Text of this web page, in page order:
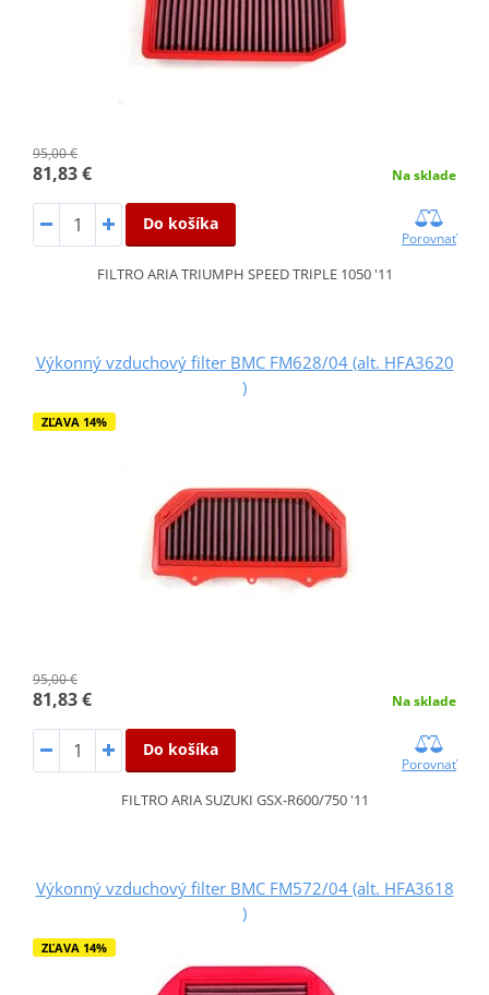
95,00 €
81,83 € Na sklade
Do košíka
Porovnať
FILTRO ARIA TRIUMPH SPEED TRIPLE 1050 '11
Výkonný vzduchový filter BMC FM628/04 (alt. HFA3620
)
ZĽAVA 14%
95,00 €
81,83 € Na sklade
Do košíka
Porovnať
FILTRO ARIA SUZUKI GSX-R600/750 '11
Výkonný vzduchový filter BMC FM572/04 (alt. HFA3618
)
ZĽAVA 14%